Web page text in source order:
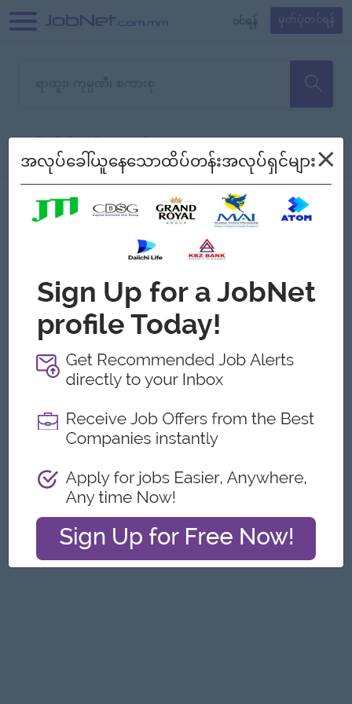
၀င်ရန် မှတ်ပုံတင်ရန်
သော အလုပ်မရှိသေးပါ။
စစ်ရန် စဉ်၍ကြည့်မည်
Jobs
အလုပ်ခေါ်ယူနေသောထိပ်တန်းအလုပ်ရှင်များ×